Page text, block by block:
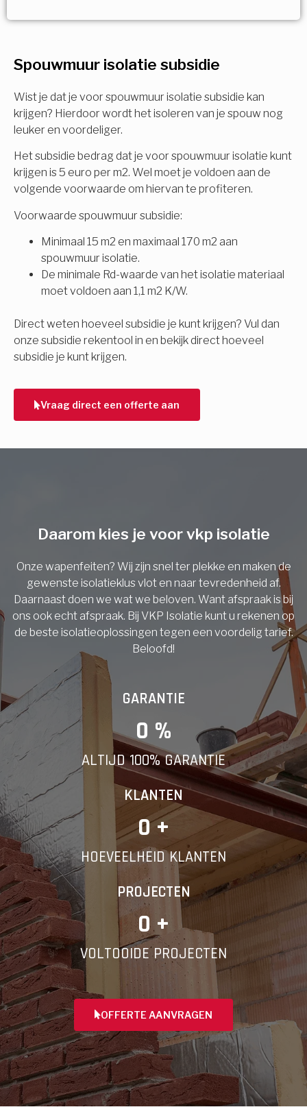
Spouwmuur isolatie subsidie
Wist je dat je voor spouwmuur isolatie subsidie kan
krijgen? Hierdoor wordt het isoleren van je spouw nog
leuker en voordeliger.
Het subsidie bedrag dat je voor spouwmuur isolatie kunt
krijgen is 5 euro per m2. Wel moet je voldoen aan de
volgende voorwaarde om hiervan te profiteren.
Voorwaarde spouwmuur subsidie:
Minimaal 15 m2 en maximaal 170 m2 aan
spouwmuur isolatie.
De minimale Rd-waarde van het isolatie materiaal
moet voldoen aan 1,1 m2 K/W.
Direct weten hoeveel subsidie je kunt krijgen? Vul dan
onze subsidie rekentool in en bekijk direct hoeveel
subsidie je kunt krijgen.
Vraag direct een offerte aan
Meerdere keuzes mogelijk
Isolatiemaatregel
Spouwisolatie
Vloerisolatie
Dakisolatie
Gevelisolatie
Vorige
subsidie!
Vul uw gegevens in en ontvang nu direct uw
berekening per mail.
Voornaam
Achternaam
Vorige
Daarom kies je voor vkp isolatie
Onze wapenfeiten? Wij zijn snel ter plekke en maken de
gewenste isolatieklus vlot en naar tevredenheid af.
Daarnaast doen we wat we beloven. Want afspraak is bij
ons ook echt afspraak. Bij VKP Isolatie kunt u rekenen op
de beste isolatieoplossingen tegen een voordelig tarief.
Beloofd!
GARANTIE
0 %
ALTIJD 100% GARANTIE
KLANTEN
0 +
HOEVEELHEID KLANTEN
PROJECTEN
0 +
VOLTOOIDE PROJECTEN
OFFERTE AANVRAGEN